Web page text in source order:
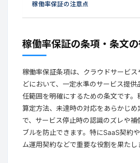
稼働率保証の注意点
稼働率保証の条項・条文の
稼働率保証条項は、クラウドサービス
どにおいて、一定水準のサービス提
任範囲を明確にするための条文です。
算定方法、未達時の対応をあらかじめ
で、サービス停止時の認識のズレや補
ブルを防止できます。特にSaaS契約
ム運用契約などで重要な役割を果たし